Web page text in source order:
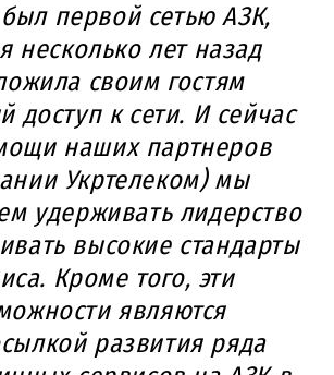
был первой сетью АЗК,
несколько лет назад
своим гостям
доступ к сети. И сейчас
наших партнеров
Укртелеком) мы
удерживать лидерство
высокие стандарты
Кроме того, эти
являются
развития ряда